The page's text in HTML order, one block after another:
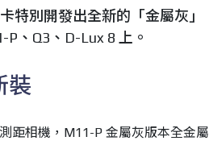
特別開發出全新的「金屬灰
、Q3、D-Lux 8 上。
裝
距相機，M11-P 金屬灰版本全金